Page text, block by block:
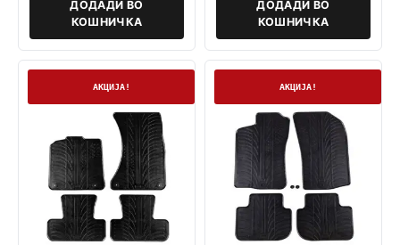
ДОДАДИ ВО
КОШНИЧКА
ДОДАДИ ВО
КОШНИЧКА
АКЦИЈА! АКЦИЈА!